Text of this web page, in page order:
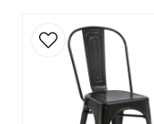
email
E-postadress